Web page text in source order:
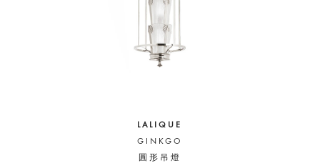
LALIQUE
GINKGO
圓形吊燈